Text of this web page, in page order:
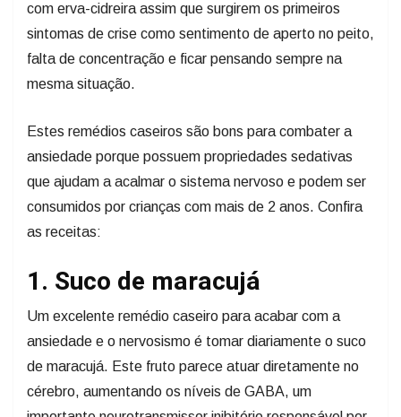
com erva-cidreira assim que surgirem os primeiros
sintomas de crise como sentimento de aperto no peito,
falta de concentração e ficar pensando sempre na
mesma situação.
Estes remédios caseiros são bons para combater a
ansiedade porque possuem propriedades sedativas
que ajudam a acalmar o sistema nervoso e podem ser
consumidos por crianças com mais de 2 anos. Confira
as receitas:
1. Suco de maracujá
Um excelente remédio caseiro para acabar com a
ansiedade e o nervosismo é tomar diariamente o suco
de maracujá. Este fruto parece atuar diretamente no
cérebro, aumentando os níveis de GABA, um